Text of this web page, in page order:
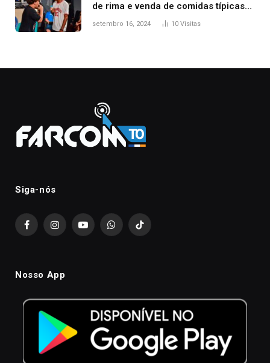
de rima e venda de comidas típicas
no Mercado Central
setembro 16, 2024 10 Visitas
Siga-nós
FacebookInstagramYouTubeWhatsAppTikTok
Nosso App